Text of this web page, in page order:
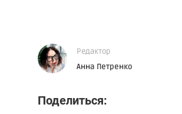
Редактор
Анна Петренко
Поделиться: